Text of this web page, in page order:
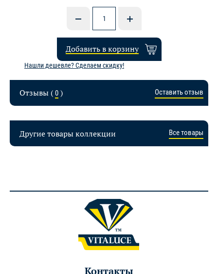
Добавить в корзину
Нашли дешевле? Сделаем скидку!
Отзывы ( 0 ) Оставить отзыв
Другие товары коллекции Все товары
Контакты